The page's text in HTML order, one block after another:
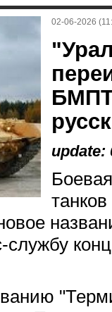
02-06-2026
update: